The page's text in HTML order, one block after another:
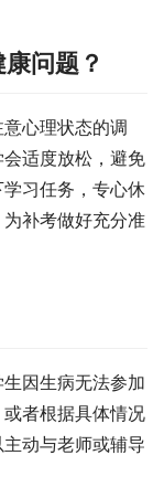
问题？
心理状态的调
适度放松，避免
习任务，专心休
补考做好充分准
因生病无法参加
者根据具体情况
动与老师或辅导